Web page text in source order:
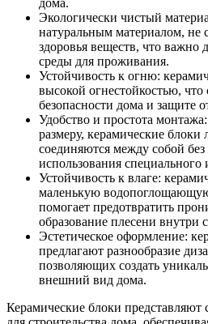
Экологически чистый
натуральным материалом,
здоровья веществ, что важно
среды для проживания.
Устойчивость к огню:
высокой огнестойкостью,
безопасности дома и защите
Удобство и простота
размеру, керамические блоки
соединяются между собой
использования специального
Устойчивость к влаге:
маленькую
помогает предотвратить
образование плесени внутри
Эстетическое оформление:
предлагают разнообразие
позволяющих создать
внешний вид дома.
Керамические блоки